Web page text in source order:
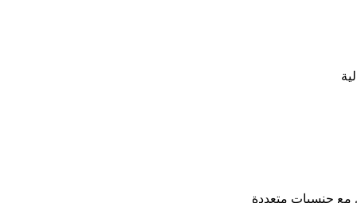
مع جنسيات متعددة